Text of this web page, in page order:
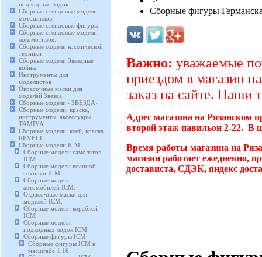
подводных лодок.
Сборные стендовые модели
мотоциклов.
Сборные стендовые фигуры.
Сборные стендовые модели
локомотивов.
Сборные модели космической
техники
Сборные модели Звездные
войны
Инструменты для
моделистов
Окрасочные маски для
моделей Звезда.
Сборные модели «ЗВЕЗДА»
Сборные модели, краска,
инструменты, аксессуары
TAMIYA
Сборные модели, клей, краска
REVELL
Сборные модели ICM.
Сборные модели самолетов
ICM
Сборные модели военной
техники ICM
Сборные модели
автомобилей ICM.
Окрасочные маски для
моделей ICM.
Сборные модели кораблей
ICM
Сборные модели
подводных лодок ICM
Сборные фигуры ICM
Сборные фигуры ICM в
масштабе 1:16.
Сборные фигуры
Важно: уважаемые
приездом в магазин
заказ на сайте. Наши
Адрес магазина на Рязанском
второй этаж павильон 2-22. В
Время работы магазина на
магазин работает ежедневно,
достависта, СДЭК, яндекс